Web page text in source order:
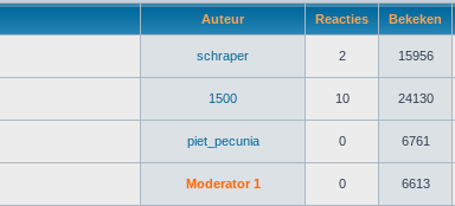
Auteur Reacties Bekeken
schraper 2 15956
1500 10 24130
piet_pecunia 0 6761
Moderator 1 0 6613